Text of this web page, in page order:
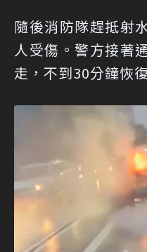
隨後消防隊趕抵射
人受傷。警方接著
走，不到30分鐘恢